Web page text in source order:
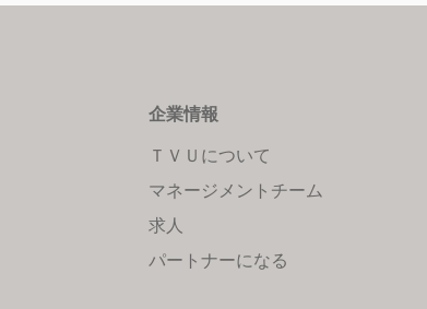
企業情報
ＴＶＵについて
マネージメントチーム
求人
パートナーになる